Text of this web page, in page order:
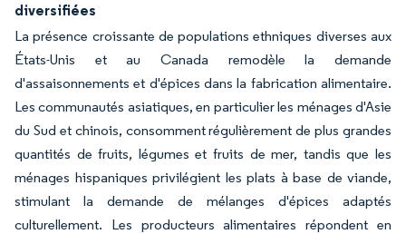
diversifiées
La présence croissante de populations ethniques diverses aux
États-Unis et au Canada remodèle la demande
d'assaisonnements et d'épices dans la fabrication alimentaire.
Les communautés asiatiques, en particulier les ménages d'Asie
du Sud et chinois, consomment régulièrement de plus grandes
quantités de fruits, légumes et fruits de mer, tandis que les
ménages hispaniques privilégient les plats à base de viande,
stimulant la demande de mélanges d'épices adaptés
culturellement. Les producteurs alimentaires répondent en